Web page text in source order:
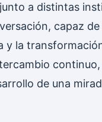
junto a distintas
capaz
y la
de una